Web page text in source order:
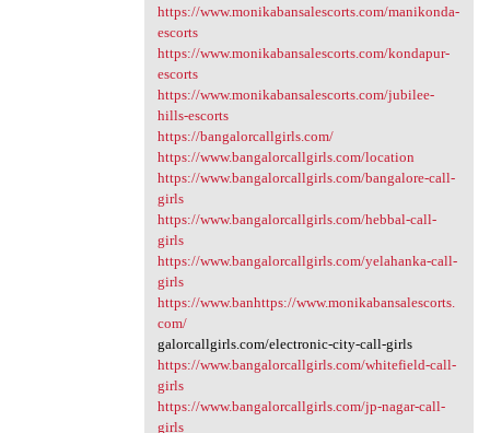
https://www.monikabansalescorts.com/manikonda-
escorts
https://www.monikabansalescorts.com/kondapur-
escorts
https://www.monikabansalescorts.com/jubilee-
hills-escorts
https://bangalorcallgirls.com/
https://www.bangalorcallgirls.com/location
https://www.bangalorcallgirls.com/bangalore-call-
girls
https://www.bangalorcallgirls.com/hebbal-call-
girls
https://www.bangalorcallgirls.com/yelahanka-call-
girls
https://www.banhttps://www.monikabansalescorts.
com/
galorcallgirls.com/electronic-city-call-girls
https://www.bangalorcallgirls.com/whitefield-call-
girls
https://www.bangalorcallgirls.com/jp-nagar-call-
girls